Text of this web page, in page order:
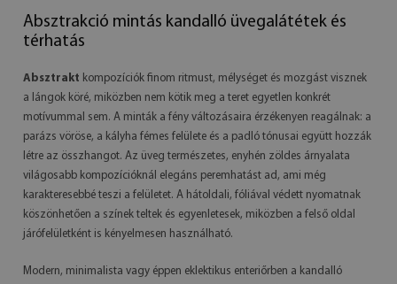
Absztrakció mintás kandalló üvegalátétek és
térhatás
Absztrakt kompozíciók finom ritmust, mélységet és mozgást visznek
a lángok köré, miközben nem kötik meg a teret egyetlen konkrét
motívummal sem. A minták a fény változásaira érzékenyen reagálnak: a
parázs vöröse, a kályha fémes felülete és a padló tónusai együtt hozzák
létre az összhangot. Az üveg természetes, enyhén zöldes árnyalata
világosabb kompozícióknál elegáns peremhatást ad, ami még
karakteresebbé teszi a felületet. A hátoldali, fóliával védett nyomatnak
köszönhetően a színek teltek és egyenletesek, miközben a felső oldal
járófelületként is kényelmesen használható.
Modern, minimalista vagy éppen eklektikus enteriőrben a kandalló